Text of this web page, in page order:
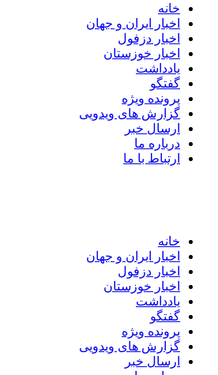
خانه
اخبار ایران و جهان
اخبار دزفول
اخبار خوزستان
یادداشت
گفتگو
پرونده ویژه
گزارش های ویدویی
ارسال خبر
درباره ما
ارتباط با ما
خانه
اخبار ایران و جهان
اخبار دزفول
اخبار خوزستان
یادداشت
گفتگو
پرونده ویژه
گزارش های ویدویی
ارسال خبر